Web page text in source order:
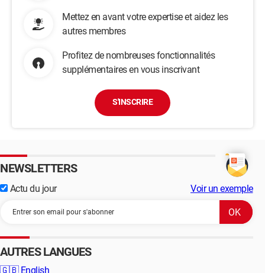
Mettez en avant votre expertise et aidez les
autres membres
Profitez de nombreuses fonctionnalités
supplémentaires en vous inscrivant
S'INSCRIRE
NEWSLETTERS
Actu du jour Voir un exemple
AUTRES LANGUES
🇬🇧 English